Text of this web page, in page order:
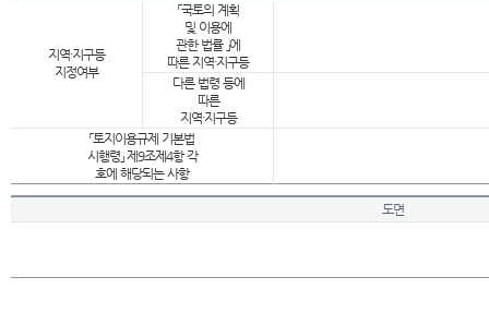
지역·지구등
지정여부
「국토의 계획
및 이용에
관한 법률 」에
따른 지역·지구등
다른 법령 등에
따른
지역·지구등
「토지이용규제 기본법
시행령」 제9조제4항 각
호에 해당되는 사항
도면